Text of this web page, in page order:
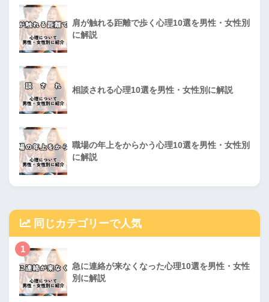
肩が触れる距離で歩く心理10選を男性・女性別
に解説
相談される心理10選を男性・女性別に解説
職場の年上をからかう心理10選を男性・女性別
に解説
同じカテゴリーで人気
1
急に連絡が来なくなった心理10選を男性・女性
別に解説